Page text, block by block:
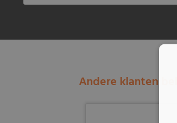
Andere klanten